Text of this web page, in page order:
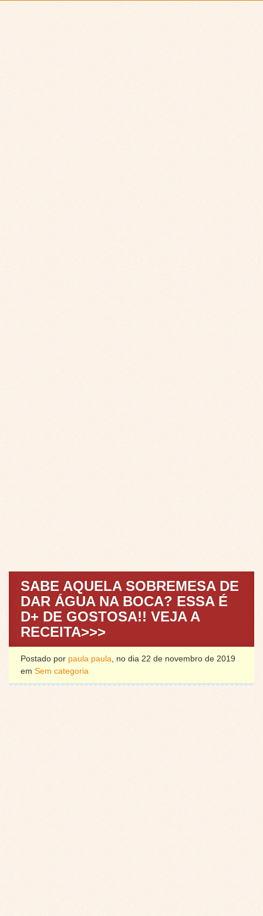
SABE AQUELA SOBREMESA DE
DAR ÁGUA NA BOCA? ESSA É
D+ DE GOSTOSA!! VEJA A
RECEITA>>>
Postado por paula paula, no dia 22 de novembro de 2019
em Sem categoria